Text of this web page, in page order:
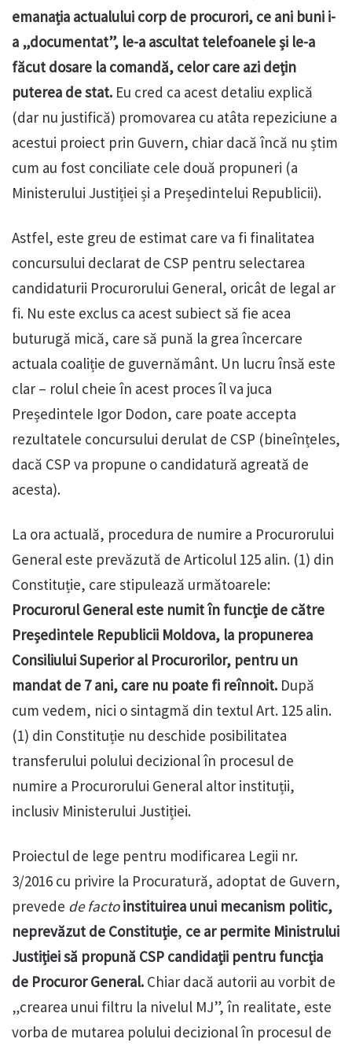
emanația actualului corp de procurori, ce ani buni i-
a „documentat”, le-a ascultat telefoanele și le-a
făcut dosare la comandă, celor care azi dețin
puterea de stat. Eu cred ca acest detaliu explică
(dar nu justifică) promovarea cu atâta repeziciune a
acestui proiect prin Guvern, chiar dacă încă nu știm
cum au fost conciliate cele două propuneri (a
Ministerului Justiției și a Președintelui Republicii).
Astfel, este greu de estimat care va fi finalitatea
concursului declarat de CSP pentru selectarea
candidaturii Procurorului General, oricât de legal ar
fi. Nu este exclus ca acest subiect să fie acea
buturugă mică, care să pună la grea încercare
actuala coaliție de guvernământ. Un lucru însă este
clar – rolul cheie în acest proces îl va juca
Președintele Igor Dodon, care poate accepta
rezultatele concursului derulat de CSP (bineînțeles,
dacă CSP va propune o candidatură agreată de
acesta).
La ora actuală, procedura de numire a Procurorului
General este prevăzută de Articolul 125 alin. (1) din
Constituție, care stipulează următoarele:
Procurorul General este numit în funcție de către
Președintele Republicii Moldova, la propunerea
Consiliului Superior al Procurorilor, pentru un
mandat de 7 ani, care nu poate fi reînnoit. După
cum vedem, nici o sintagmă din textul Art. 125 alin.
(1) din Constituție nu deschide posibilitatea
transferului polului decizional în procesul de
numire a Procurorului General altor instituții,
inclusiv Ministerului Justiției.
Proiectul de lege pentru modificarea Legii nr.
3/2016 cu privire la Procuratură, adoptat de Guvern,
prevede de facto instituirea unui mecanism politic,
neprevăzut de Constituție, ce ar permite Ministrului
Justiției să propună CSP candidații pentru funcția
de Procuror General. Chiar dacă autorii au vorbit de
„crearea unui filtru la nivelul MJ”, în realitate, este
vorba de mutarea polului decizional în procesul de